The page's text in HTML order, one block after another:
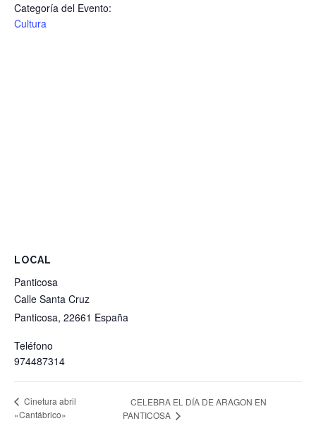
Categoría del Evento:
Cultura
LOCAL
Panticosa
Calle Santa Cruz
Panticosa, 22661 España
Teléfono
974487314
Cinetura abril
«Cantábrico»
CELEBRA EL DÍA DE ARAGON EN
PANTICOSA